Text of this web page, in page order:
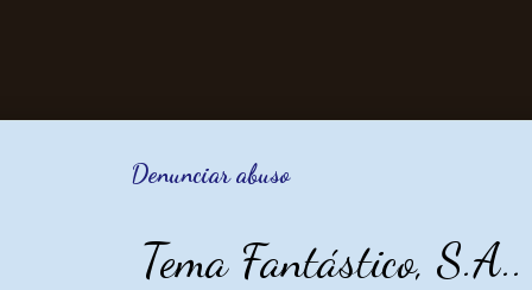
Denunciar abuso
Tema Fantástico,